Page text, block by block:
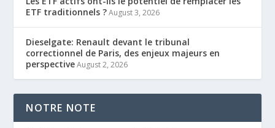
ETF traditionnels ? August 3, 2026
Dieselgate: Renault devant le tribunal
correctionnel de Paris, des enjeux majeurs en
perspective August 2, 2026
NOTRE NOTE